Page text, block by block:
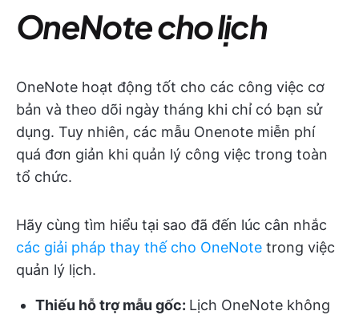
OneNote cho lịch
OneNote hoạt động tốt cho các công việc cơ
bản và theo dõi ngày tháng khi chỉ có bạn sử
dụng. Tuy nhiên, các mẫu Onenote miễn phí
quá đơn giản khi quản lý công việc trong toàn
tổ chức.
Hãy cùng tìm hiểu tại sao đã đến lúc cân nhắc
các giải pháp thay thế cho OneNote trong việc
quản lý lịch.
Thiếu hỗ trợ mẫu gốc: Lịch OneNote không